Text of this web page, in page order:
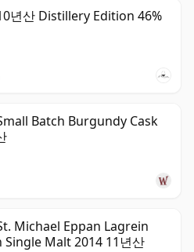
년산 Distillery Edition 46%
Batch Burgundy Cask
Michael Eppan Lagrein
Single Malt 2014 11년산